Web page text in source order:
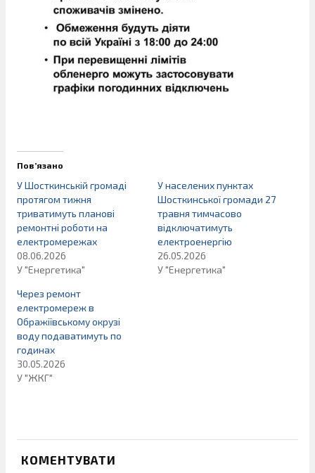
Пов’язано
У Шосткинській громаді
протягом тижня
триватимуть планові
ремонтні роботи на
електромережах
08.06.2026
У "Енергетика"
У населених пунктах
Шосткинської громади 27
травня тимчасово
відключатимуть
електроенергію
26.05.2026
У "Енергетика"
Через ремонт
електромереж в
Ображіївському окрузі
воду подаватимуть по
годинах
30.05.2026
У "ЖКГ"
КОМЕНТУВАТИ